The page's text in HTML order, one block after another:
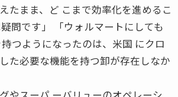
たまま、ど こまで効率化を進めるこ
問です」 「ウォルマートにしても
つようになったのは、米国 にクロ
た必要な機能を持つ卸が存在しなか